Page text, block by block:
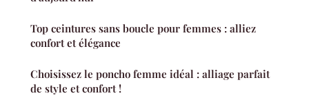
Top ceintures sans boucle pour femmes : alliez
confort et élégance
Choisissez le poncho femme idéal : alliage parfait
de style et confort !